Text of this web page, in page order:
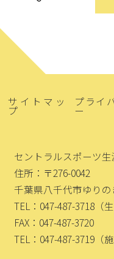
サイトマッ
プ
プライ
ー
セントラルスポーツ
住所：〒276-0042
千葉県八千代市ゆり
TEL：047-487-3718 （
FAX：047-487-3720
TEL：047-487-3719 （